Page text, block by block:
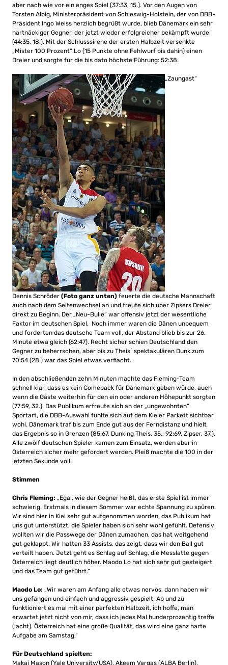
aber nach wie vor ein enges Spiel (37:33, 15.). Vor den Augen von
Torsten Albig, Ministerpräsident von Schleswig-Holstein, der von DBB-
Präsident Ingo Weiss herzlich begrüßt wurde, blieb Dänemark ein sehr
hartnäckiger Gegner, der jetzt wieder erfolgreicher bekämpft wurde
(44:35, 18.). Mit der Schlusssirene der ersten Halbzeit versenkte
„Mister 100 Prozent“ Lo (15 Punkte ohne Fehlwurf bis dahin) einen
Dreier und sorgte für die bis dato höchste Führung: 52:38.
„Zaungast“
Dennis Schröder (Foto ganz unten) feuerte die deutsche Mannschaft
auch nach dem Seitenwechsel an und freute sich über Zipsers Dreier
direkt zu Beginn. Der „Neu-Bulle“ war offensiv jetzt der wesentliche
Faktor im deutschen Spiel. Noch immer waren die Dänen unbequem
und forderten das deutsche Team voll, der Abstand blieb bis zur 26.
Minute etwa gleich (62:47). Recht sicher schien Deutschland den
Gegner zu beherrschen, aber bis zu Theis´ spektakulären Dunk zum
70:54 (28.) war das Spiel etwas verflacht.
In den abschließenden zehn Minuten machte das Fleming-Team
schnell klar, dass es kein Comeback für Dänemark geben würde, auch
wenn die Gäste weiterhin für den ein oder anderen Höhepunkt sorgten
(77:59, 32.). Das Publikum erfreute sich an der „ungewohnten“
Sportart, die DBB-Auswahl fühlte sich auf dem Kieler Parkett sichtbar
wohl. Dänemark traf bis zum Ende gut aus der Ferndistanz und hielt
das Ergebnis so in Grenzen (85:67, Dunking Theis, 35., 92:69, Zipser, 37.).
Alle zwölf deutschen Spieler kamen zum Einsatz, werden aber in
Österreich sicher mehr gefordert werden. Pleiß machte die 100 in der
letzten Sekunde voll.
Stimmen
Chris Fleming: „Egal, wie der Gegner heißt, das erste Spiel ist immer
schwierig. Erstmals in diesem Sommer war echte Spannung zu spüren.
Wir sind hier in Kiel sehr gut aufgenommen worden, das Publikum hat
uns gut unterstützt, die Spieler haben sich sehr wohl gefühlt. Defensiv
wollten wir die Passwege der Dänen zumachen, das hat weitgehend
gut geklappt. Wir hatten 33 Assists, das zeigt, dass wir den Ball gut
verteilt haben. Jetzt geht es Schlag auf Schlag, die Messlatte gegen
Österreich liegt deutlich höher. Maodo Lo hat sich sehr gut gesteigert
und das Team gut geführt.“
Maodo Lo: „Wir waren am Anfang alle etwas nervös, dann haben wir
uns gefangen und einfach und aggressiv gespielt. Ab und zu
funktioniert es mal mit einer perfekten Halbzeit, ich hoffe, man
erwartet jetzt nicht von mir, dass ich jedes Mal hunderprozentig treffe
(lacht). Österreich hat eine große Qualität, das wird eine ganz harte
Aufgabe am Samstag.“
Für Deutschland spielten:
Makai Mason (Yale University/USA), Akeem Vargas (ALBA Berlin),